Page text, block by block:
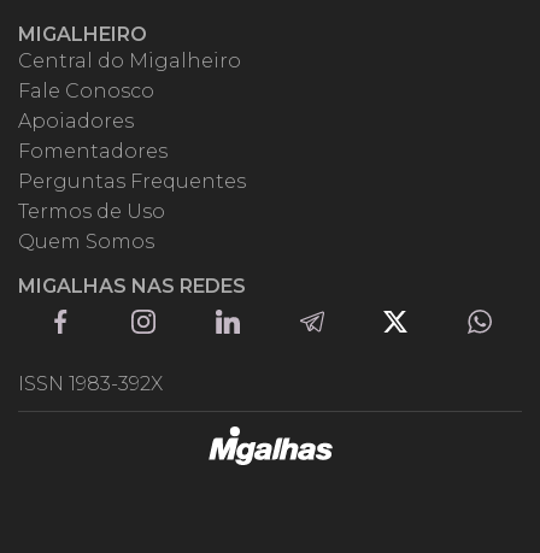
MIGALHEIRO
Central do Migalheiro
Fale Conosco
Apoiadores
Fomentadores
Perguntas Frequentes
Termos de Uso
Quem Somos
MIGALHAS NAS REDES
ISSN 1983-392X